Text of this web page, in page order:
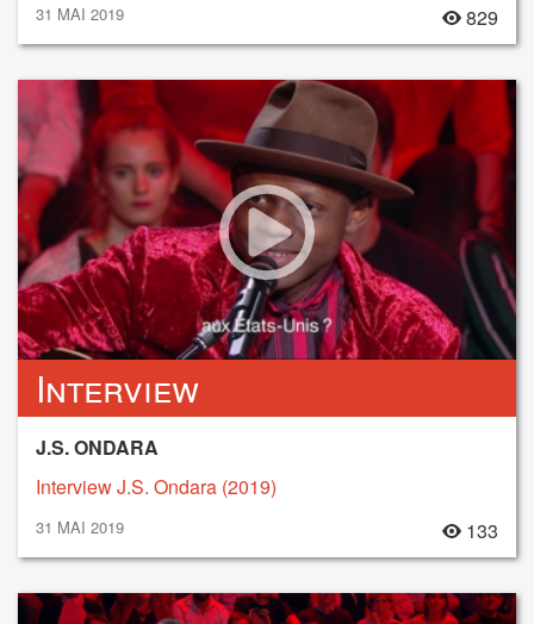
31 MAI 2019 829
Interview
J.S. ONDARA
Interview J.S. Ondara (2019)
31 MAI 2019 133